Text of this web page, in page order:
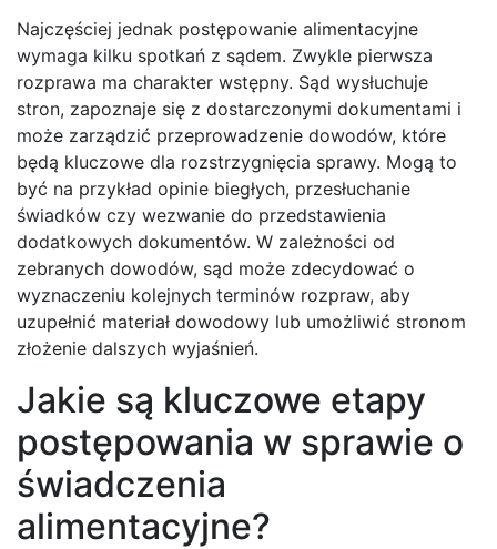
Najczęściej jednak postępowanie alimentacyjne
wymaga kilku spotkań z sądem. Zwykle pierwsza
rozprawa ma charakter wstępny. Sąd wysłuchuje
stron, zapoznaje się z dostarczonymi dokumentami i
może zarządzić przeprowadzenie dowodów, które
będą kluczowe dla rozstrzygnięcia sprawy. Mogą to
być na przykład opinie biegłych, przesłuchanie
świadków czy wezwanie do przedstawienia
dodatkowych dokumentów. W zależności od
zebranych dowodów, sąd może zdecydować o
wyznaczeniu kolejnych terminów rozpraw, aby
uzupełnić materiał dowodowy lub umożliwić stronom
złożenie dalszych wyjaśnień.
Jakie są kluczowe etapy
postępowania w sprawie o
świadczenia
alimentacyjne?